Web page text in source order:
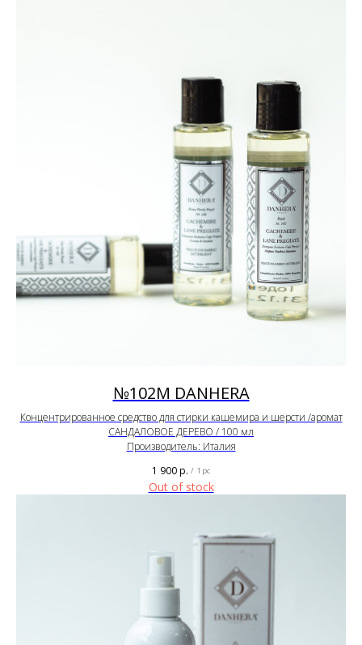
№102М DANHERA
Концентрированное средство для стирки кашемира и шерсти /аромат
САНДАЛОВОЕ ДЕРЕВО / 100 мл
Производитель: Италия
1 900р. / 1 pc
Out of stock